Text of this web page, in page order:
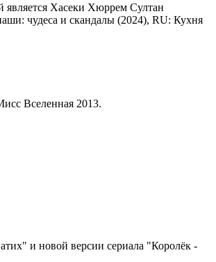
является Хасеки Хюррем Султан
чудеса и скандалы (2024), RU: Кухня
Вселенная 2013.
и новой версии сериала "Королёк -